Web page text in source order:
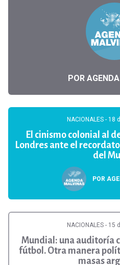
POR
NACIONALES - 18
El cinismo colonial al
Londres ante el
del
POR
NACIONALES - 15
Mundial: una auditoría
fútbol. Otra manera
masas